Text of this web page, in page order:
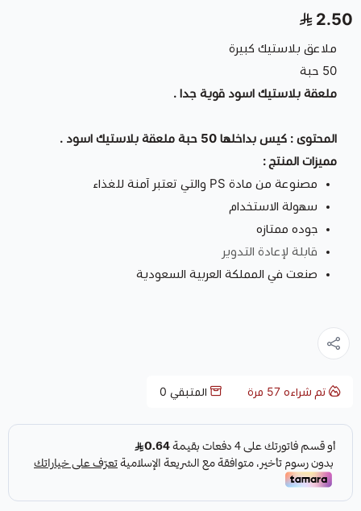
2.50
ملاعق بلاستيك كبيرة
50 حبة
ملعقة بلاستيك اسود قوية جدا .
المحتوى : كيس بداخلها 50 حبة ملعقة بلاستيك اسود .
مميزات المنتج :
مصنوعة من مادة PS والتي تعتبر آمنة للغذاء
سهولة الاستخدام
جوده ممتازه
قابلة لإعادة التدوير
صنعت في المملكة العربية السعودية
تم شراءه 57 مرة المتبقي 0